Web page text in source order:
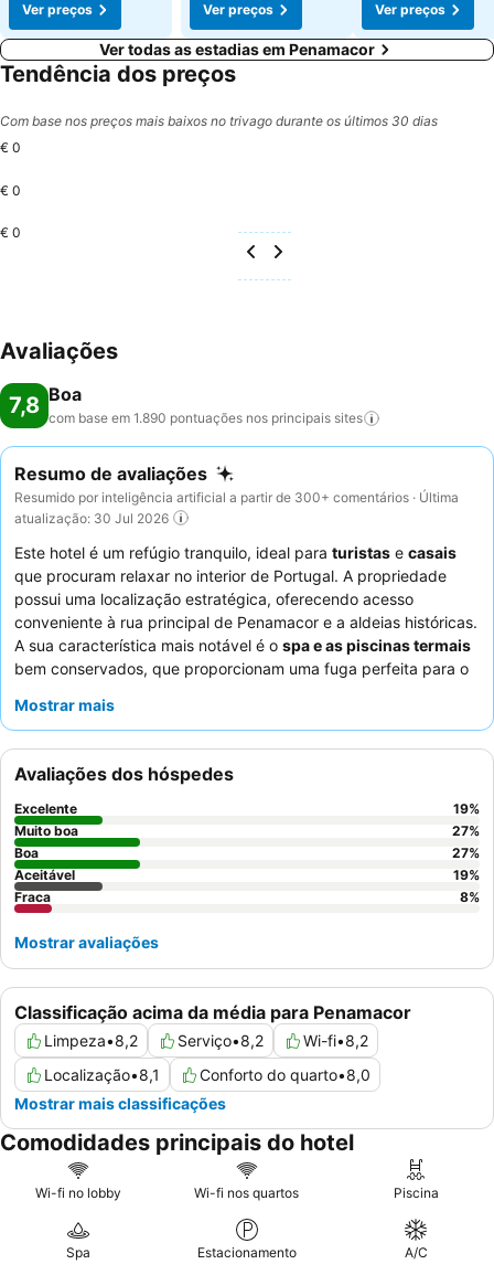
Ver preços
Ver preços
Ver preços
Ver todas as estadias em Penamacor
Tendência dos preços
Com base nos preços mais baixos no trivago durante os últimos 30 dias
€ 0
€ 0
€ 0
Avaliações
7,8 Boa
com base em 1.890 pontuações nos principais sites
Resumo de avaliações
Resumido por inteligência artificial a partir de 300+ comentários · Última
atualização: 30 Jul 2026
Este hotel é um refúgio tranquilo, ideal para turistas e casais
que procuram relaxar no interior de Portugal. A propriedade
possui uma localização estratégica, oferecendo acesso
conveniente à rua principal de Penamacor e a aldeias históricas.
A sua característica mais notável é o spa e as piscinas termais
bem conservados, que proporcionam uma fuga perfeita para o
simpatia dos funcionários e a variedade e qualidade do buffet
reservar um quarto num andar superior para maior tranquilidade
e vistas.
Mostrar mais
Classificação acima da média para Penamacor
Limpeza•8,2 Serviço•8,2 Wi-fi•8,2
Localização•8,1 Conforto do quarto•8,0
Mostrar mais classificações
Avaliações dos hóspedes
Excelente 19%
Muito boa
27%
Boa
27%
Aceitável
19%
Fraca
8%
Mostrar avaliações
Comodidades principais do hotel
Wi-fi no lobby Wi-fi nos quartos Piscina
Spa Estacionamento A/C